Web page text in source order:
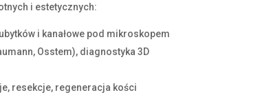
i estetycznych:
i kanałowe pod mikroskopem
Osstem), diagnostyka 3D
resekcje, regeneracja kości